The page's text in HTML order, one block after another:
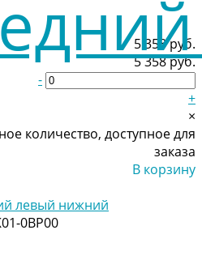
5 358 руб.
5 358 руб.
-
+
×
количество, доступное для
заказа
В корзину
левый нижний
0BP00